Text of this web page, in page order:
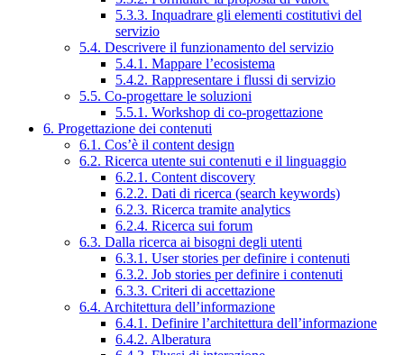
5.3.3. Inquadrare gli elementi costitutivi del
servizio
5.4. Descrivere il funzionamento del servizio
5.4.1. Mappare l’ecosistema
5.4.2. Rappresentare i flussi di servizio
5.5. Co-progettare le soluzioni
5.5.1. Workshop di co-progettazione
6. Progettazione dei contenuti
6.1. Cos’è il content design
6.2. Ricerca utente sui contenuti e il linguaggio
6.2.1. Content discovery
6.2.2. Dati di ricerca (search keywords)
6.2.3. Ricerca tramite analytics
6.2.4. Ricerca sui forum
6.3. Dalla ricerca ai bisogni degli utenti
6.3.1. User stories per definire i contenuti
6.3.2. Job stories per definire i contenuti
6.3.3. Criteri di accettazione
6.4. Architettura dell’informazione
6.4.1. Definire l’architettura dell’informazione
6.4.2. Alberatura